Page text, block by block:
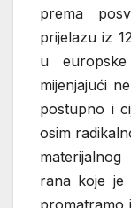
prema
prijelazu iz
u
mijenjajući
postupno i
osim
rana koje je